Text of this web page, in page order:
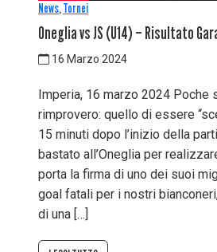
News,Tornei
Oneglia vs JS (U14) – Risultato
16 Marzo 2024
Imperia, 16 marzo 2024 Poche
rimprovero: quello di essere
15 minuti dopo l’inizio della
bastato all’Oneglia per
porta la firma di uno dei suoi
goal fatali per i nostri
di una […]